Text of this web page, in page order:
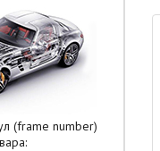
(frame number)